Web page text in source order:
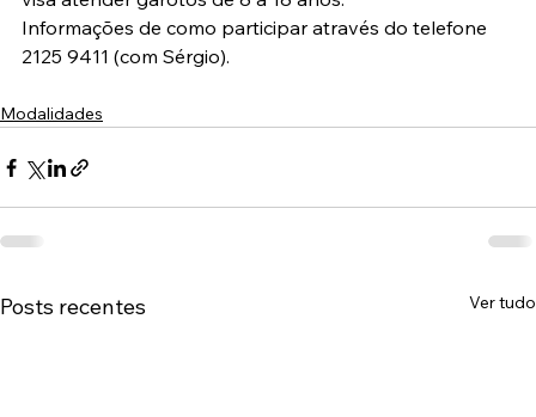
Informações de como participar através do telefone
2125 9411 (com Sérgio).
Modalidades
Posts recentes Ver tudo